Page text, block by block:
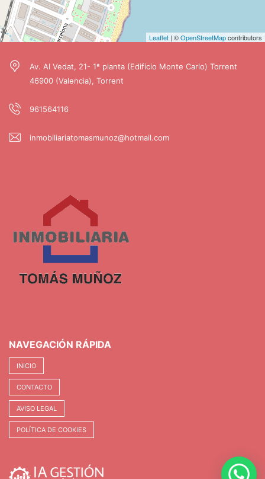
Leaflet | ©OpenStreetMapcontributors
Av. Al Vedat, 21- 1ª planta (Edificio Monte Carlo) Torrent
46900 (Valencia), Torrent
961564116
inmobiliariatomasmunoz@hotmail.com
NAVEGACIÓN RÁPIDA
INICIO
CONTACTO
AVISO LEGAL
POLÍTICA DE COOKIES